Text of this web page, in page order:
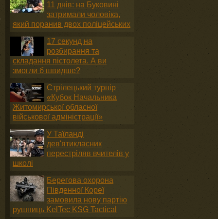
11 днів: на Буковині
затримали чоловіка,
який поранив двох поліцейських
17 секунд на
розбирання та
складання пістолета. А ви
змогли б швидше?
Стрілецький турнір
«Кубок Начальника
Житомирської обласної
військової адміністрації»
У Таїланді
дев'ятикласник
перестріляв вчителів у
школі
Берегова охорона
Південної Кореї
замовила нову партію
рушниць KelTec KSG Tactical